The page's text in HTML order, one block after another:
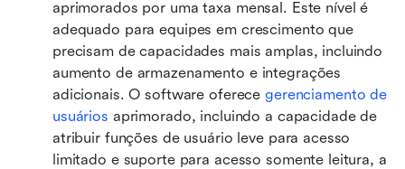
aprimorados por uma taxa mensal. Este nível é
adequado para equipes em crescimento que
precisam de capacidades mais amplas, incluindo
aumento de armazenamento e integrações
adicionais. O software oferece gerenciamento de
usuários aprimorado, incluindo a capacidade de
atribuir funções de usuário leve para acesso
limitado e suporte para acesso somente leitura, a